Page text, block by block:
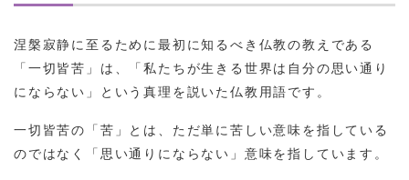
涅槃寂静に至るために最初に知るべき仏教の教えである
「一切皆苦」は、「私たちが生きる世界は自分の思い通り
にならない」という真理を説いた仏教用語です。
一切皆苦の「苦」とは、ただ単に苦しい意味を指している
のではなく「思い通りにならない」意味を指しています。